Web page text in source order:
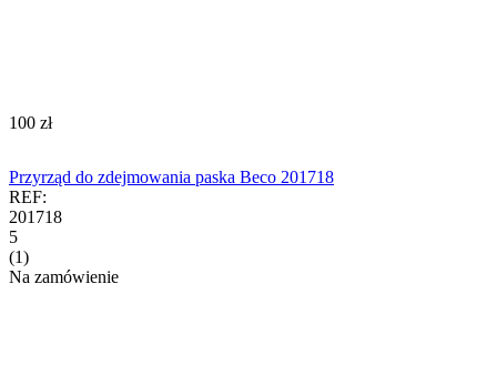
‍100‍ zł
Przyrząd do zdejmowania paska Beco 201718
REF:
201718
5
(1)
Na zamówienie